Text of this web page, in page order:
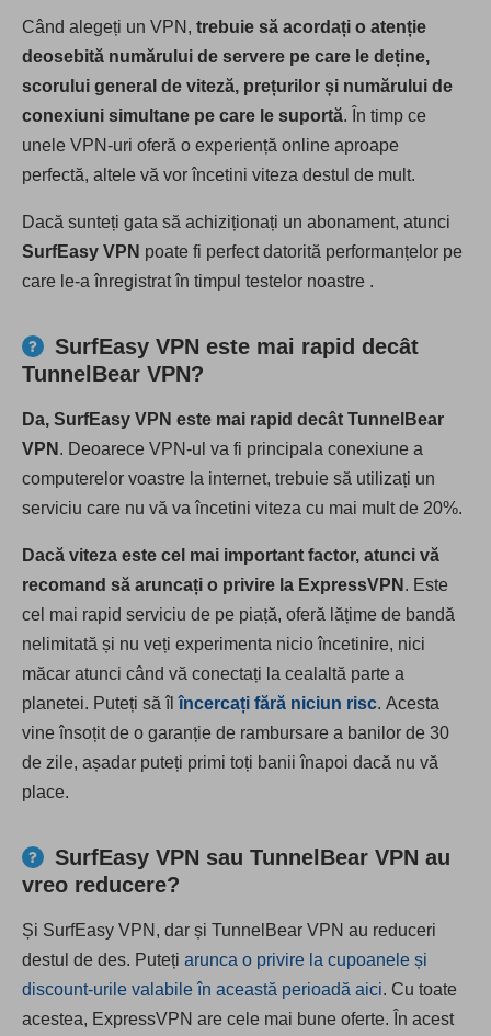
Când alegeți un VPN, trebuie să acordați o atenție
deosebită numărului de servere pe care le deține,
scorului general de viteză, prețurilor și numărului de
conexiuni simultane pe care le suportă. În timp ce
unele VPN-uri oferă o experiență online aproape
perfectă, altele vă vor încetini viteza destul de mult.
Dacă sunteți gata să achiziționați un abonament, atunci
SurfEasy VPN poate fi perfect datorită performanțelor pe
care le-a înregistrat în timpul testelor noastre .
SurfEasy VPN este mai rapid decât
TunnelBear VPN?
Da, SurfEasy VPN este mai rapid decât TunnelBear
VPN . Deoarece VPN-ul va fi principala conexiune a
computerelor voastre la internet, trebuie să utilizați un
serviciu care nu vă va încetini viteza cu mai mult de 20%.
Dacă viteza este cel mai important factor, atunci vă
recomand să aruncați o privire la ExpressVPN . Este
cel mai rapid serviciu de pe piață, oferă lățime de bandă
nelimitată și nu veți experimenta nicio încetinire, nici
măcar atunci când vă conectați la cealaltă parte a
planetei. Puteți să îlîncercați fără niciun risc. Acesta
vine însoțit de o garanție de rambursare a banilor de 30
de zile, așadar puteți primi toți banii înapoi dacă nu vă
place.
SurfEasy VPN sau TunnelBear VPN au
vreo reducere?
Și SurfEasy VPN, dar și TunnelBear VPN au reduceri
destul de des. Puteți arunca o privire la cupoanele și
discount-urile valabile în această perioadă aici. Cu toate
acestea, ExpressVPN are cele mai bune oferte. În acest